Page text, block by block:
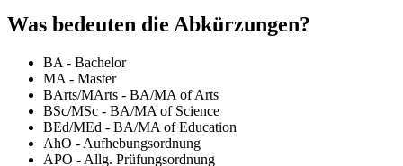
Was bedeuten die Abkürzungen?
BA - Bachelor
MA - Master
BArts/MArts - BA/MA of Arts
BSc/MSc - BA/MA of Science
BEd/MEd - BA/MA of Education
AhO - Aufhebungsordnung
APO - Allg. Prüfungsordnung